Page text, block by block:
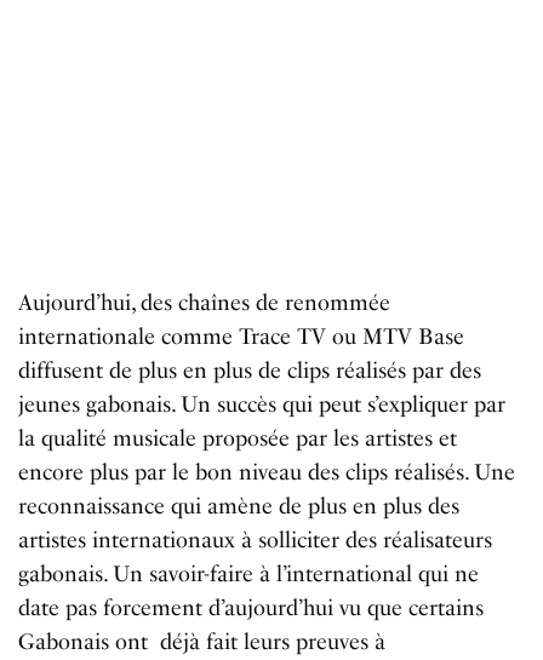
Aujourd’hui, des chaînes de renommée
internationale comme Trace TV ou MTV Base
diffusent de plus en plus de clips réalisés par des
jeunes gabonais.Un succès qui peut s’expliquer par
la qualité musicale proposée par les artistes et
encore plus par le bon niveau des clips réalisés.Une
reconnaissance qui amène de plus en plus des
artistes internationaux à solliciter des réalisateurs
gabonais.Un savoir-faire à l’international qui ne
date pas forcement d’aujourd’hui vu que certains
Gabonais ont déjà fait leurs preuves à